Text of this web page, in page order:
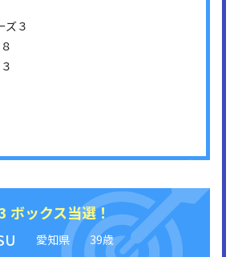
ズ３
ボックス当選！
愛知県 39歳